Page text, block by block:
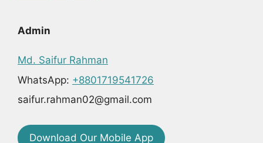
Admin
Md. Saifur Rahman
WhatsApp: +8801719541726
saifur.rahman02@gmail.com
Download Our Mobile App